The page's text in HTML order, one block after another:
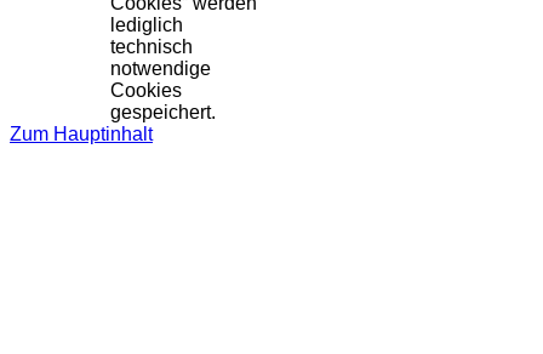
lediglich
technisch
notwendige
Cookies
gespeichert.
Zum Hauptinhalt